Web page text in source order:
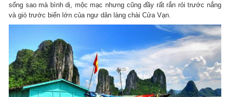
sống sao mà bình dị, mộc mạc nhưng cũng đầy rất rắn rỏi trước nắng
và gió trước biển lớn của ngư dân làng chài Cửa Vạn.